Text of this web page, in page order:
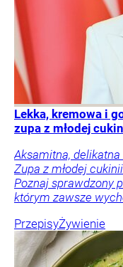
Lekka, kremowa i
zupa z młodej
Aksamitna,
Zupa z młodej
Poznaj sprawdzony
którym zawsze
PrzepisyŻywienie